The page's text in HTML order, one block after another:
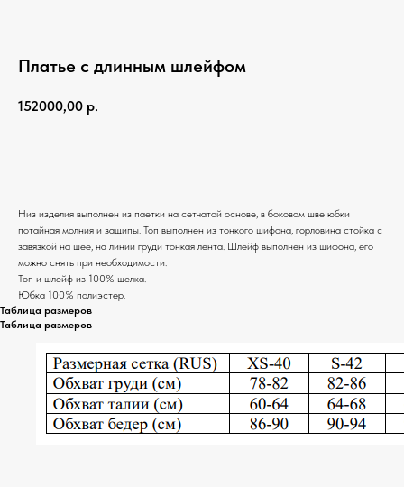
Платье с длинным шлейфом
152000,00 р.
Низ изделия выполнен из паетки на сетчатой основе, в боковом шве юбки
потайная молния и защипы. Топ выполнен из тонкого шифона, горловина стойка с
завязкой на шее, на линии груди тонкая лента. Шлейф выполнен из шифона, его
можно снять при необходимости.
Топ и шлейф из 100% шелка.
Юбка 100% полиэстер.
Таблица размеров
Таблица размеров